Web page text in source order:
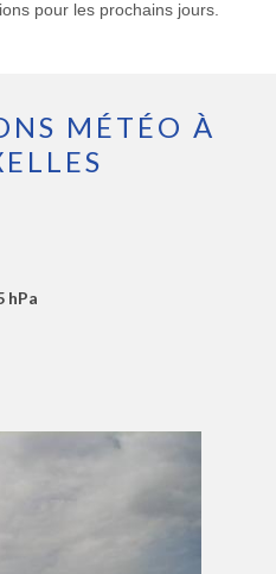
pour les prochains jours.
MÉTÉO À
hPa